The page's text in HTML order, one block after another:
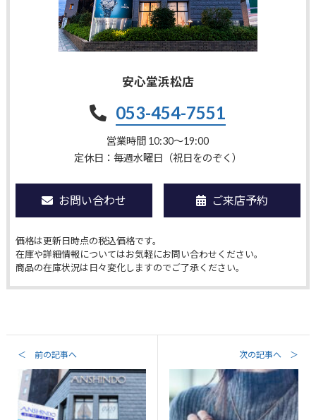
安心堂浜松店
053-454-7551
営業時間 10:30〜19:00
定休日：毎週水曜日（祝日をのぞく）
お問い合わせ ご来店予約
価格は更新日時点の税込価格です。
在庫や詳細情報についてはお気軽にお問い合わせください。
商品の在庫状況は日々変化しますのでご了承ください。
＜ 前の記事へ 次の記事へ ＞